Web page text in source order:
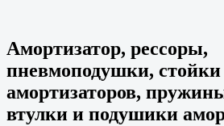
Амортизатор, рессоры,
пневмоподушки, стойки
амортизаторов,
втулки и подушики